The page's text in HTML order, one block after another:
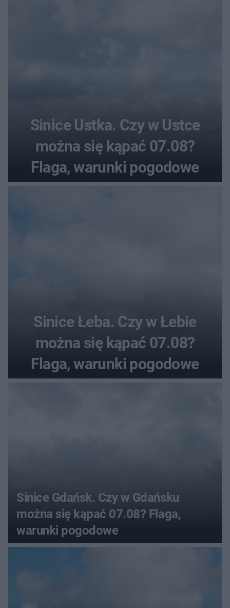
Sinice Ustka. Czy w Ustce
można się kąpać 07.08?
Flaga, warunki pogodowe
Sinice Łeba. Czy w Łebie
można się kąpać 07.08?
Flaga, warunki pogodowe
Sinice Gdańsk. Czy w Gdańsku
można się kąpać 07.08? Flaga,
warunki pogodowe